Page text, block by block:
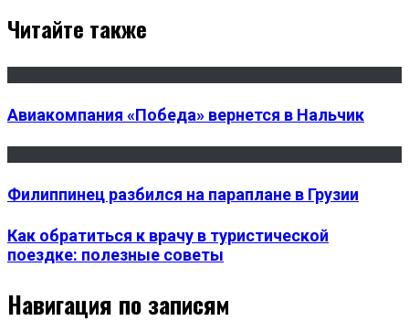
Читайте также
Авиакомпания «Победа» вернется в Нальчик
Филиппинец разбился на параплане в Грузии
Как обратиться к врачу в туристической
поездке: полезные советы
Навигация по записям